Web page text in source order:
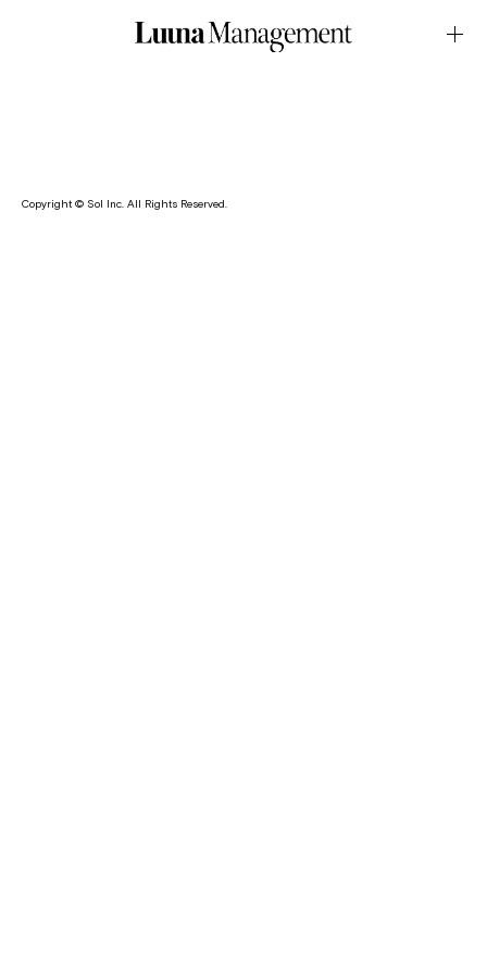
服部恭平が、ドイツのアイウェアブランド・ CAZAL
SPRING24 VISUAL の撮影を担当致しました。
Copyright © Sol Inc. All Rights Reserved.